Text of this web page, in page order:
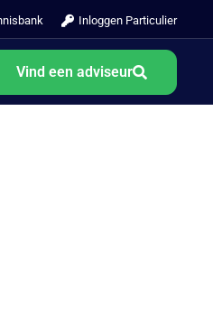
Inloggen Particulier
Vind een adviseur